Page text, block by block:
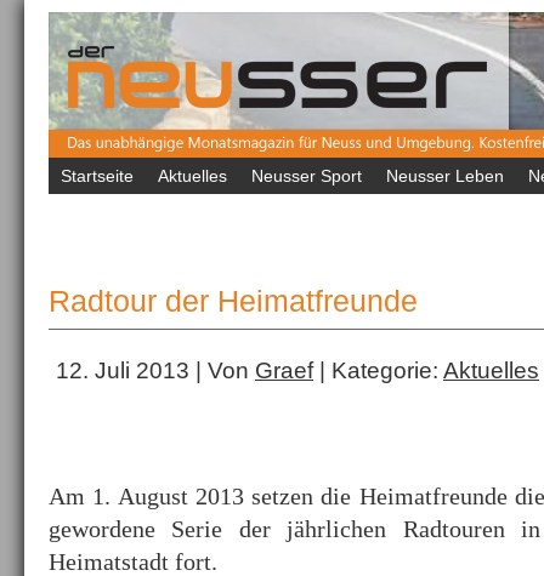
Startseite Aktuelles Neusser Sport Neusser Leben
Radtour der Heimatfreunde
12. Juli 2013 | Von Graef| Kategorie: Aktuelles
Am 1. August 2013 setzen die Heimatfreunde
gewordene Serie der jährlichen Radtouren
Heimatstadt fort.